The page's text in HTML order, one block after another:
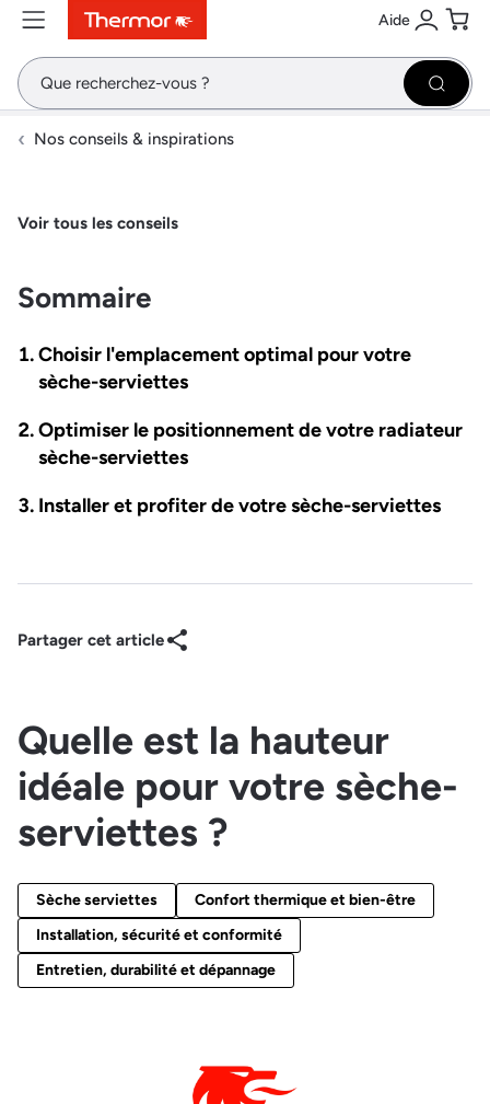
ContenuMenuRecherche Aide
Se
Nos conseils & inspirations
Voir tous les conseils
Sommaire
Choisir l'emplacement optimal pour votre
sèche-serviettes
Optimiser le positionnement de votre radiateur
sèche-serviettes
Installer et profiter de votre sèche-serviettes
Partager cet article
Quelle est la hauteur
idéale pour votre sèche-
serviettes ?
Sèche serviettes
Confort thermique et bien-être
Installation, sécurité et conformité
Entretien, durabilité et dépannage